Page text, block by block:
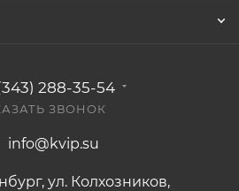
288-35-54
ЗВОНОК
info@kvip.su
ул. Колхозников,